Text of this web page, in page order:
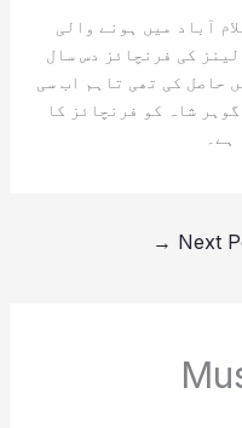
آباد میں ہونے والی
کی فرنچائز دس سال
حاصل کی تھی تاہم اب سی
شاہ کو فرنچائز کا
Next
→